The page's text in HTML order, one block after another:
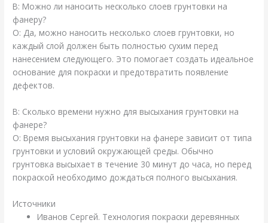
В: Можно ли наносить несколько слоев грунтовки на
фанеру?
О: Да, можно наносить несколько слоев грунтовки, но
каждый слой должен быть полностью сухим перед
нанесением следующего. Это помогает создать идеальное
основание для покраски и предотвратить появление
дефектов.
В: Сколько времени нужно для высыхания грунтовки на
фанере?
О: Время высыхания грунтовки на фанере зависит от типа
грунтовки и условий окружающей среды. Обычно
грунтовка высыхает в течение 30 минут до часа, но перед
покраской необходимо дождаться полного высыхания.
Источники
Иванов Сергей. Технология покраски деревянных